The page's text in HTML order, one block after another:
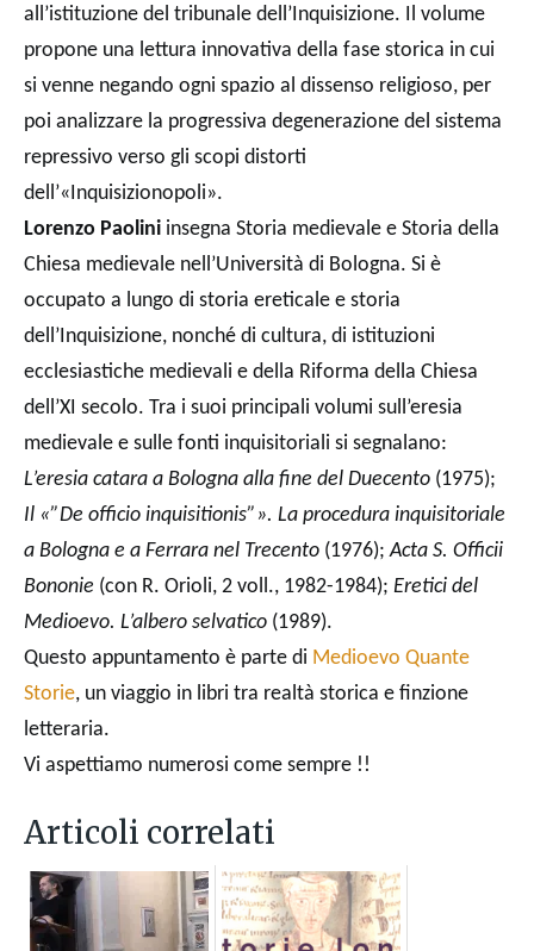
all’istituzione del tribunale dell’Inquisizione. Il volume
propone una lettura innovativa della fase storica in cui
si venne negando ogni spazio al dissenso religioso, per
poi analizzare la progressiva degenerazione del sistema
repressivo verso gli scopi distorti
dell’«Inquisizionopoli».
Lorenzo Paolini insegna Storia medievale e Storia della
Chiesa medievale nell’Università di Bologna. Si è
occupato a lungo di storia ereticale e storia
dell’Inquisizione, nonché di cultura, di istituzioni
ecclesiastiche medievali e della Riforma della Chiesa
dell’XI secolo. Tra i suoi principali volumi sull’eresia
medievale e sulle fonti inquisitoriali si segnalano:
L’eresia catara a Bologna alla fine del Duecento (1975);
Il «”De officio inquisitionis”». La procedura inquisitoriale
a Bologna e a Ferrara nel Trecento (1976);Acta S. Officii
Bononie (con R. Orioli, 2 voll., 1982-1984);Eretici del
Medioevo. L’albero selvatico (1989).
Questo appuntamento è parte di Medioevo Quante
Storie, un viaggio in libri tra realtà storica e finzione
letteraria.
Vi aspettiamo numerosi come sempre !!
Articoli correlati